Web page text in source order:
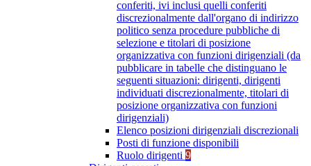
conferiti, ivi inclusi quelli conferiti
discrezionalmente dall'organo di indirizzo
politico senza procedure pubbliche di
selezione e titolari di posizione
organizzativa con funzioni dirigenziali (da
pubblicare in tabelle che distinguano le
seguenti situazioni: dirigenti, dirigenti
individuati discrezionalmente, titolari di
posizione organizzativa con funzioni
dirigenziali)
Elenco posizioni dirigenziali discrezionali
Posti di funzione disponibili
Ruolo dirigenti 9